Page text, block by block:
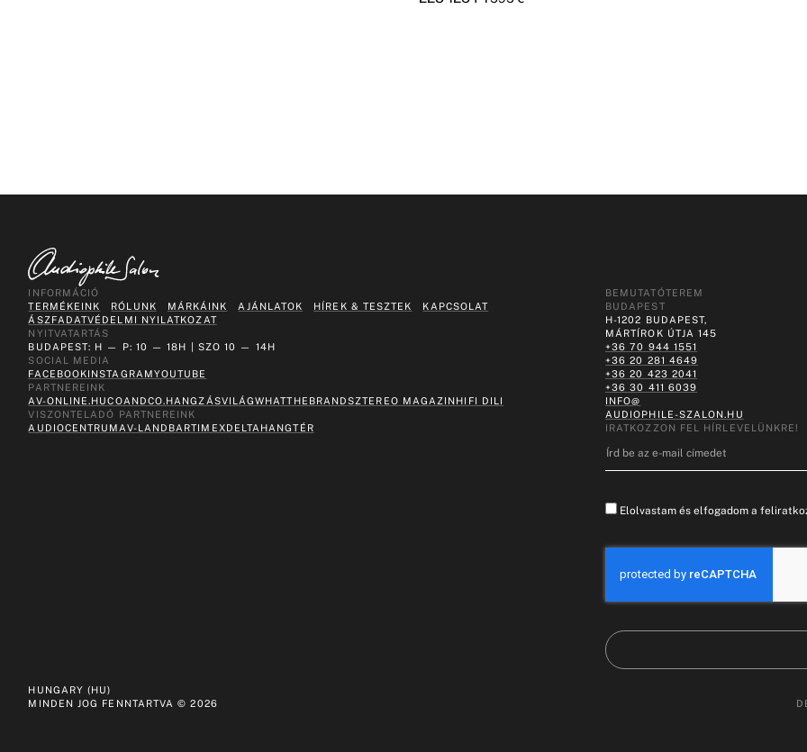
INFORMÁCIÓ
TERMÉKEINK
RÓLUNK MÁRKÁINK AJÁNLATOK HÍREK & TESZTEK
KAPCSOLAT
ÁSZFADATVÉDELMI NYILATKOZAT
NYITVATARTÁS
BUDAPEST: H — P: 10 — 18H | SZO 10 — 14H
SOCIAL MEDIA
FACEBOOKINSTAGRAMYOUTUBE
PARTNEREINK
AV-ONLINE.HUCOANDCO.HANGZÁSVILÁGWHATTHEBRANDSZTEREO MAGAZIN HIFI DILI
VISZONTELADÓ PARTNEREINK
AUDIOCENTRUM AV-LAND BARTIMEXDELTA HANGTÉR
BEMUTATÓTEREM
BUDAPEST
H-1202 BUDAPEST,
MÁRTÍROK ÚTJA 145
+36 70 944 1551
+36 20 281 4649
+36 20 423 2041
+36 30 411 6039
INFO@
AUDIOPHILE-SZALON.HU
IRATKOZZON FEL HÍRLEVELÜNKRE!
Elolvastam és elfogadom a
HUNGARY (HU)
MINDEN JOG FENNTARTVA ©2026